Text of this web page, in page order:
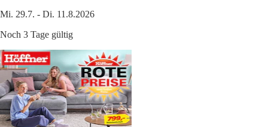
Mi. 29.7. - Di. 11.8.2026
Noch 3 Tage gültig